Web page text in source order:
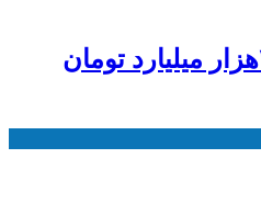
پیش بینی وصول ۴۵۰هزار میلیارد تومان